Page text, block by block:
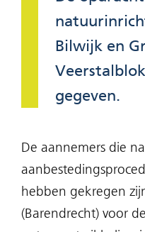
Bilwijk en
gegeven.
De aannemers die
hebben gekregen
(Barendrecht) voor